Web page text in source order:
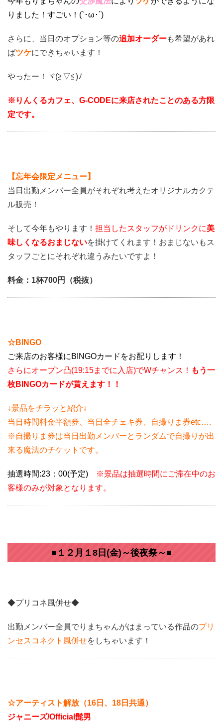
りました！すごい！(`･ω･´)
さらに、当日のオプション等の追加オーダーも希望があれ
ばツケにできちゃいます！
やったー！ヾ(≧▽≦)ﾉ
※りんくるカフェ、G-CODEに来店されたことのある方限
定です。
【忘年会限定メニュー】
当日出勤メンバー全員がそれぞれ考えたオリジナルカクテ
ル販売！
そして今年もやります！ 担当したスタッフがドリンクに美
味しくなるおまじないを掛けてくれます！おまじないもス
タッフごとにそれぞれ違うみたいですよ！
料金：1杯700円（税抜）
☆BINGO
ご来店のお客様にBINGOカードをお配りします！
さらにオープン凸(19:15までに入店)でWチャンス！ もう一
枚BINGOカードが貰えます！！
↓景品をチラッと紹介↓
当日時間料金半額券、当日全チェキ券、自撮りま券etc….
※自撮りま券は当日出勤メンバーとランダムで自撮りが出
来る魔法のチケットです。
抽選時間:23：00(予定)
※景品は抽選時間にご滞在中のお
客様のみが対象となります。
■１２月１8日(金)～後夜祭～■
◆プリコネ風併せ◆
出勤メンバー全員でりまちゃんがはまっている作品のプリ
ンセスコネクト風併せをしちゃいます！
☆アーティスト解放（16日、18日共通）
ジャニーズ/Official髭男